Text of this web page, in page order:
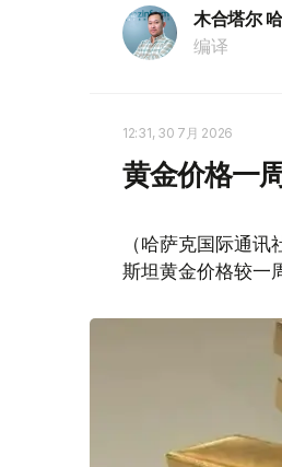
木合塔尔
编译
12:31, 30 7月 2026
黄金价格一
（哈萨克国际通
斯坦黄金价格较一